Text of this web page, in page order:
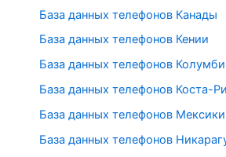
База данных телефонов Канады
База данных телефонов Кении
База данных телефонов
База данных телефонов Коста-
База данных телефонов Мексики
База данных телефонов